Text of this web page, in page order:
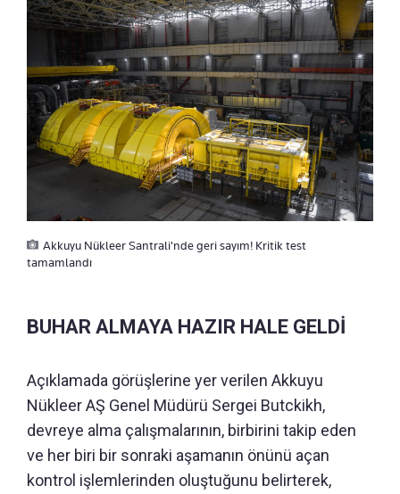
Akkuyu Nükleer Santrali'nde geri sayım! Kritik test
tamamlandı
BUHAR ALMAYA HAZIR HALE GELDİ
Açıklamada görüşlerine yer verilen Akkuyu
Nükleer AŞ Genel Müdürü Sergei Butckikh,
devreye alma çalışmalarının, birbirini takip eden
ve her biri bir sonraki aşamanın önünü açan
kontrol işlemlerinden oluştuğunu belirterek,